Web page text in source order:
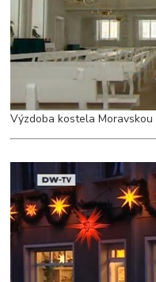
Výzdoba kostela